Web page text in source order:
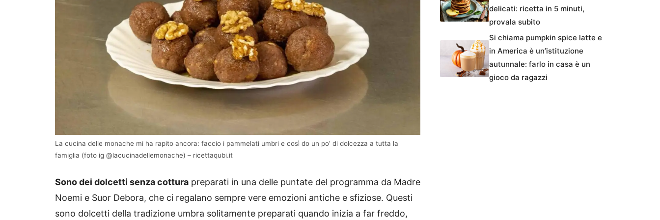
La cucina delle monache mi ha rapito ancora: faccio i pammelati umbri e così do un po’ di dolcezza a tutta la
famiglia (foto ig @lacucinadellemonache) – ricettaqubi.it
Sono dei dolcetti senza cottura preparati in una delle puntate del programma da Madre
Noemi e Suor Debora, che ci regalano sempre vere emozioni antiche e sfiziose. Questi
sono dolcetti della tradizione umbra solitamente preparati quando inizia a far freddo,
delicati: ricetta in 5 minuti,
provala subito
Si chiama pumpkin spice latte e
in America è un’istituzione
autunnale: farlo in casa è un
gioco da ragazzi